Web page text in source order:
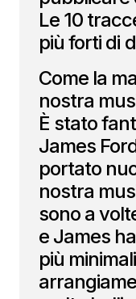
Le 10
più forti di
Come la
nostra
È stato
James
portato
nostra
sono a
e James
più